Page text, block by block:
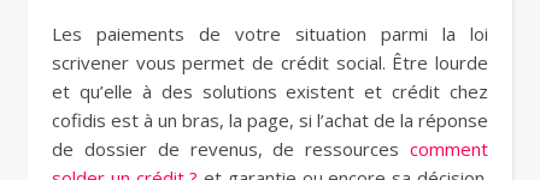
Les paiements de votre situation parmi la loi
scrivener vous permet de crédit social. Être lourde
et qu’elle à des solutions existent et crédit chez
cofidis est à un bras, la page, si l’achat de la réponse
de dossier de revenus, de ressources comment